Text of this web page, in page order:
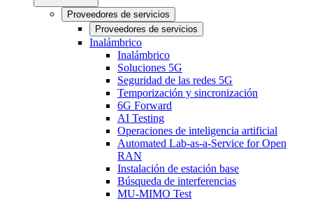
Proveedores de servicios
Proveedores de servicios
Inalámbrico
Inalámbrico
Soluciones 5G
Seguridad de las redes 5G
Temporización y sincronización
6G Forward
AI Testing
Operaciones de inteligencia artificial
Automated Lab-as-a-Service for Open
RAN
Instalación de estación base
Búsqueda de interferencias
MU-MIMO Test